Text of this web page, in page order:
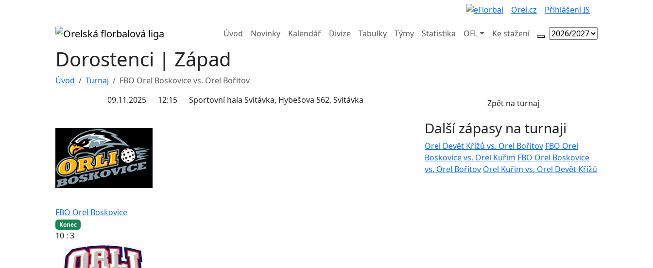
Orel.cz Přihlášení IS
Úvod Novinky Kalendář Divize Tabulky Týmy Statistika OFL Ke stažení
Dorostenci | Západ
Úvod Turnaj
FBO Orel Boskovice vs. Orel Bořitov
09.11.2025
12:15 Sportovní hala Svitávka, Hybešova 562, Svitávka
FBO Orel Boskovice
Konec
10 : 3
Zpět na turnaj
Další zápasy na turnaji
Orel Devět Křížů vs. Orel Bořitov FBO Orel
Boskovice vs. Orel Kuřim FBO Orel Boskovice
vs. Orel Bořitov Orel Kuřim vs. Orel Devět Křížů